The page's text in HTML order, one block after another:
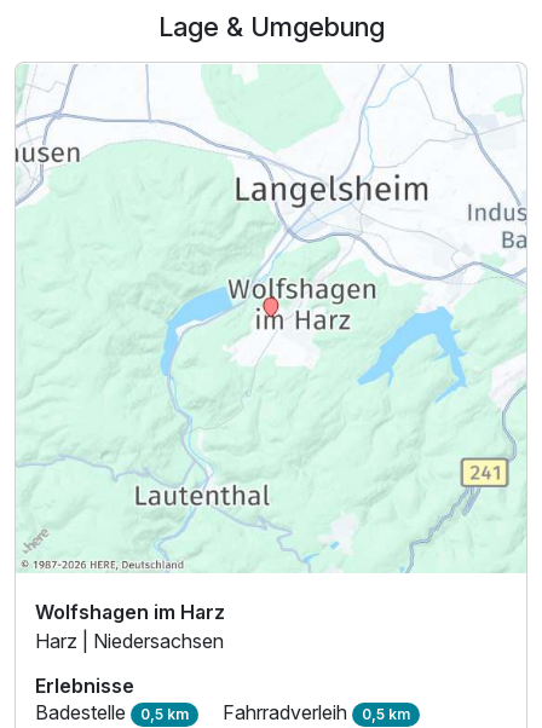
Lage & Umgebung
Wolfshagen im Harz
Harz | Niedersachsen
Erlebnisse
Badestelle 0,5 km Fahrradverleih 0,5 km